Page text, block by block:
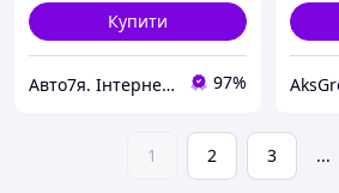
Купити
Авто7я. Інтернет-магазин автотоварів avto7ya.com.ua 97%
1 2 3 ...